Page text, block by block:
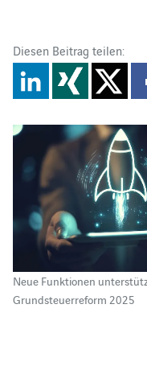
Diesen Beitrag teilen:
Neue Funktionen
Grundsteuerreform 2025